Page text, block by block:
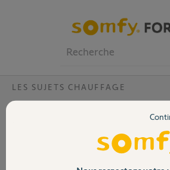
Volet
LES SUJETS CHAUFFAGE
Problème d'appairage
J'ai changé les piles de 2 vannes